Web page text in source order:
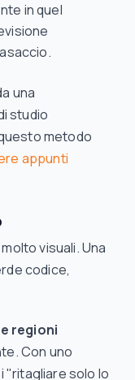
in quel
una
studio
metodo
appunti
visuali. Una
codice,
regioni
Con uno
"ritagliare solo lo